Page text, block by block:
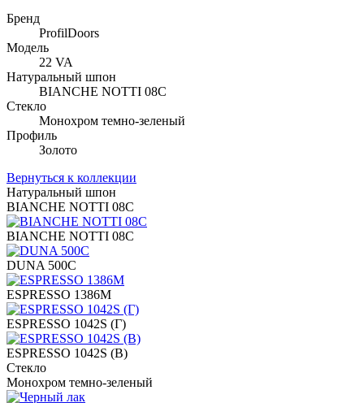
Бренд
ProfilDoors
Модель
22 VA
Натуральный шпон
BIANCHE NOTTI 08C
Стекло
Монохром темно-зеленый
Профиль
Золото
Вернуться к коллекции
Натуральный шпон
BIANCHE NOTTI 08C
BIANCHE NOTTI 08C
DUNA 500C
ESPRESSO 1386M
ESPRESSO 1042S (Г)
ESPRESSO 1042S (В)
Стекло
Монохром темно-зеленый